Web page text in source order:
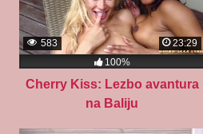
583
23:29
100%
Cherry Kiss: Lezbo avantura
na Baliju